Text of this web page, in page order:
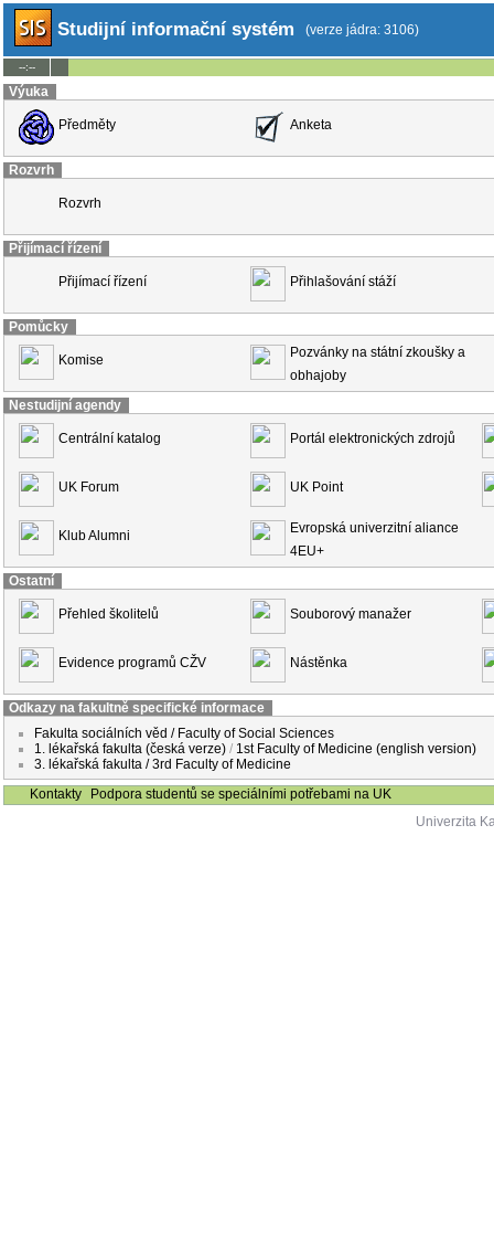
Studijní informační systém (verze jádra: 3106)
--:--
Výuka
Předměty Anketa
Rozvrh
Rozvrh
Přijímací řízení
Přijímací řízení Přihlašování stáží
Pomůcky
Komise
Pozvánky na státní zkoušky a
obhajoby
Nestudijní agendy
Centrální katalog Portál elektronických zdrojů
UK Forum UK Point
Klub Alumni
Evropská univerzitní aliance
4EU+
Ostatní
Přehled školitelů Souborový manažer
Evidence programů CŽV Nástěnka
Odkazy na fakultně specifické informace
Fakulta sociálních věd / Faculty of Social Sciences
1. lékařská fakulta (česká verze) / 1st Faculty of Medicine (english version)
3. lékařská fakulta / 3rd Faculty of Medicine
Kontakty
Podpora studentů se speciálními potřebami na UK
Univerzita